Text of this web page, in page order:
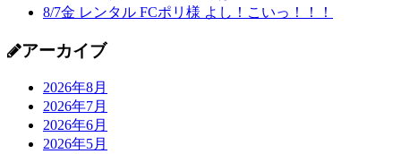
8/7金 レンタル FCポリ様 よし！こいっ！！！
アーカイブ
2026年8月
2026年7月
2026年6月
2026年5月